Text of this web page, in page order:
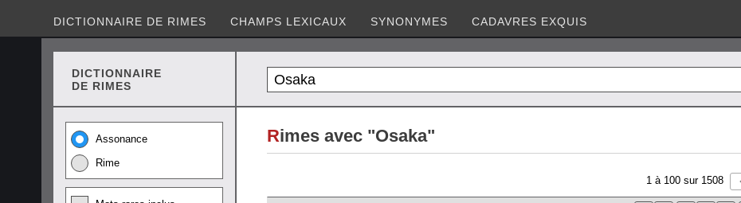
DICTIONNAIRE DE RIMES CHAMPS LEXICAUX SYNONYMES CADAVRES EXQUIS
DICTIONNAIRE
DE RIMES
Assonance
Rime
Rimes avec "Osaka"
1 à 100 sur 1508